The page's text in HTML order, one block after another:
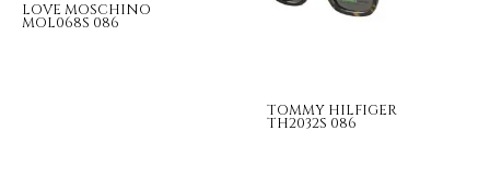
LOVE MOSCHINO
MOL068S 086
TOMMY HILFIGER
TH2032S 086